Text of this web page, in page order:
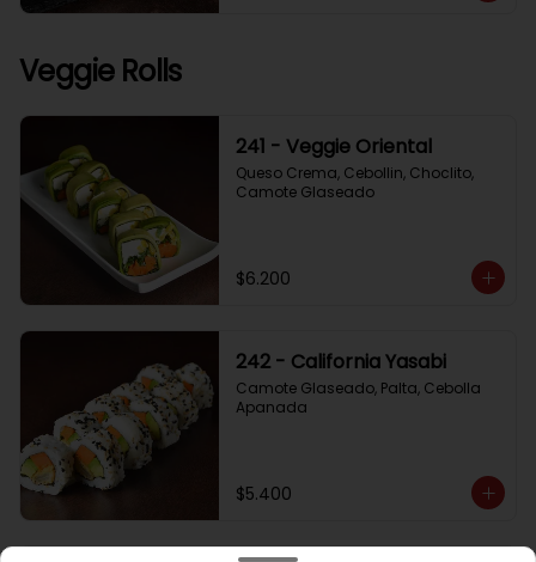
Veggie Rolls
241 - Veggie Oriental
Queso Crema, Cebollin, Choclito,
Camote Glaseado
$6.200
242 - California Yasabi
Camote Glaseado, Palta, Cebolla
Apanada
$5.400